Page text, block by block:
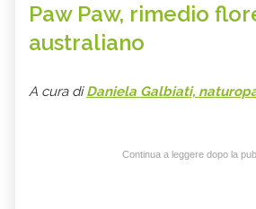
Paw Paw, rimedio
australiano
A cura diDaniela Galbiati,
Continua a leggere dopo la